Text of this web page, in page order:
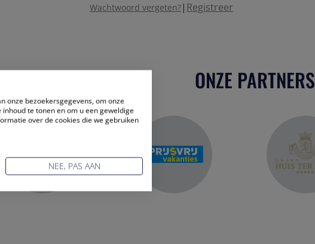
Wachtwoord vergeten? | Registreer
ONZE PARTNERS
onze bezoekersgegevens, om onze
te tonen en om u een geweldige
over de cookies die we gebruiken
NEE, PAS AAN